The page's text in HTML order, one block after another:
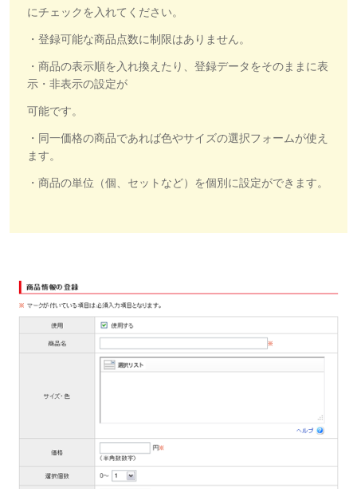
にチェックを入れてください。
・登録可能な商品点数に制限はありません。
・商品の表示順を入れ換えたり、登録データをそのままに表
示・非表示の設定が
可能です。
・同一価格の商品であれば色やサイズの選択フォームが使え
ます。
・商品の単位（個、セットなど）を個別に設定ができます。